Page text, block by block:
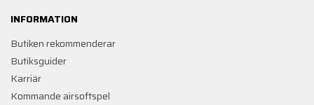
INFORMATION
Butiken rekommenderar
Butiksguider
Karriär
Kommande airsoftspel